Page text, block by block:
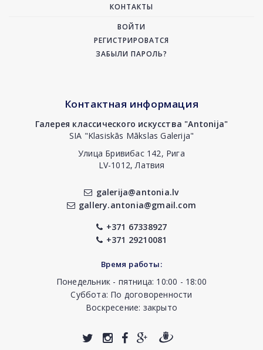
КОНТАКТЫ
ВОЙТИ
РЕГИСТРИРОВАТСЯ
ЗАБЫЛИ ПАРОЛЬ?
Контактная информация
Галерея классического искусства "Antonija"
SIA "Klasiskās Mākslas Galerija"
Улица Бривибас 142, Рига
LV-1012, Латвия
galerija@antonia.lv
gallery.antonia@gmail.com
+371 67338927
+371 29210081
Время работы:
Понедельник - пятница: 10:00 - 18:00
Суббота: По договоренности
Воскресение: закрыто